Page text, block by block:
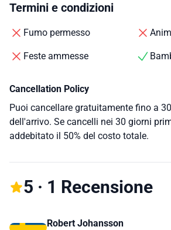
Termini e condizioni
Fumo permesso
Feste ammesse
Cancellation Policy
Puoi cancellare gratuitamente fino a
dell'arrivo. Se cancelli nei 30 giorni
addebitato il 50% del costo totale.
5 · 1 Recensione
Robert Johansson